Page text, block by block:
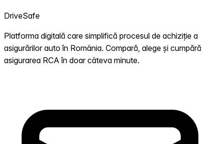
DriveSafe
Platforma digitală care simplifică procesul de achiziție a
asigurărilor auto în România. Compară, alege și cumpără
asigurarea RCA în doar câteva minute.